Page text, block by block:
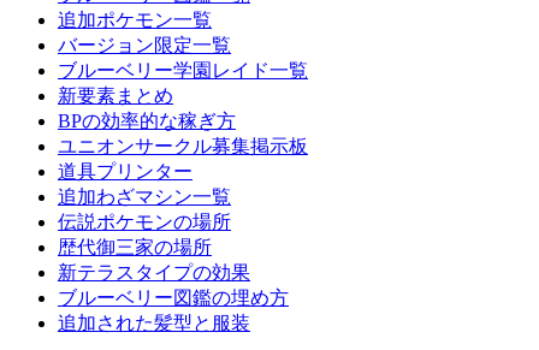
追加ポケモン一覧
バージョン限定一覧
ブルーベリー学園レイド一覧
新要素まとめ
BPの効率的な稼ぎ方
ユニオンサークル募集掲示板
道具プリンター
追加わざマシン一覧
伝説ポケモンの場所
歴代御三家の場所
新テラスタイプの効果
ブルーベリー図鑑の埋め方
追加された髪型と服装